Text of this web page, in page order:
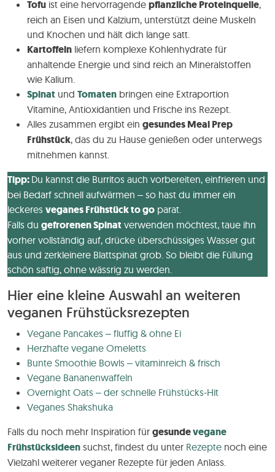
Tofu ist eine hervorragende pflanzliche Proteinquelle,
reich an Eisen und Kalzium, unterstützt deine Muskeln
und Knochen und hält dich lange satt.
Kartoffeln liefern komplexe Kohlenhydrate für
anhaltende Energie und sind reich an Mineralstoffen
wie Kalium.
Spinat und Tomaten bringen eine Extraportion
Vitamine, Antioxidantien und Frische ins Rezept.
Alles zusammen ergibt ein gesundes Meal Prep
Frühstück, das du zu Hause genießen oder unterwegs
mitnehmen kannst.
Tipp: Du kannst die Burritos auch vorbereiten, einfrieren und
bei Bedarf schnell aufwärmen – so hast du immer ein
leckeres veganes Frühstück to go parat.
Falls du gefrorenen Spinat verwenden möchtest, taue ihn
vorher vollständig auf, drücke überschüssiges Wasser gut
aus und zerkleinere Blattspinat grob. So bleibt die Füllung
schön saftig, ohne wässrig zu werden.
Hier eine kleine Auswahl an weiteren
veganen Frühstücksrezepten
Vegane Pancakes – fluffig & ohne Ei
Herzhafte vegane Omeletts
Bunte Smoothie Bowls – vitaminreich & frisch
Vegane Bananenwaffeln
Overnight Oats – der schnelle Frühstücks-Hit
Veganes Shakshuka
Falls du noch mehr Inspiration für gesundevegane
Frühstücksideen suchst, findest du unter Rezepte noch eine
Vielzahl weiterer veganer Rezepte für jeden Anlass.